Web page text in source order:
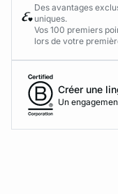
Des avantages
uniques.
Vos 100 premiers
lors de votre
Créer une
Un